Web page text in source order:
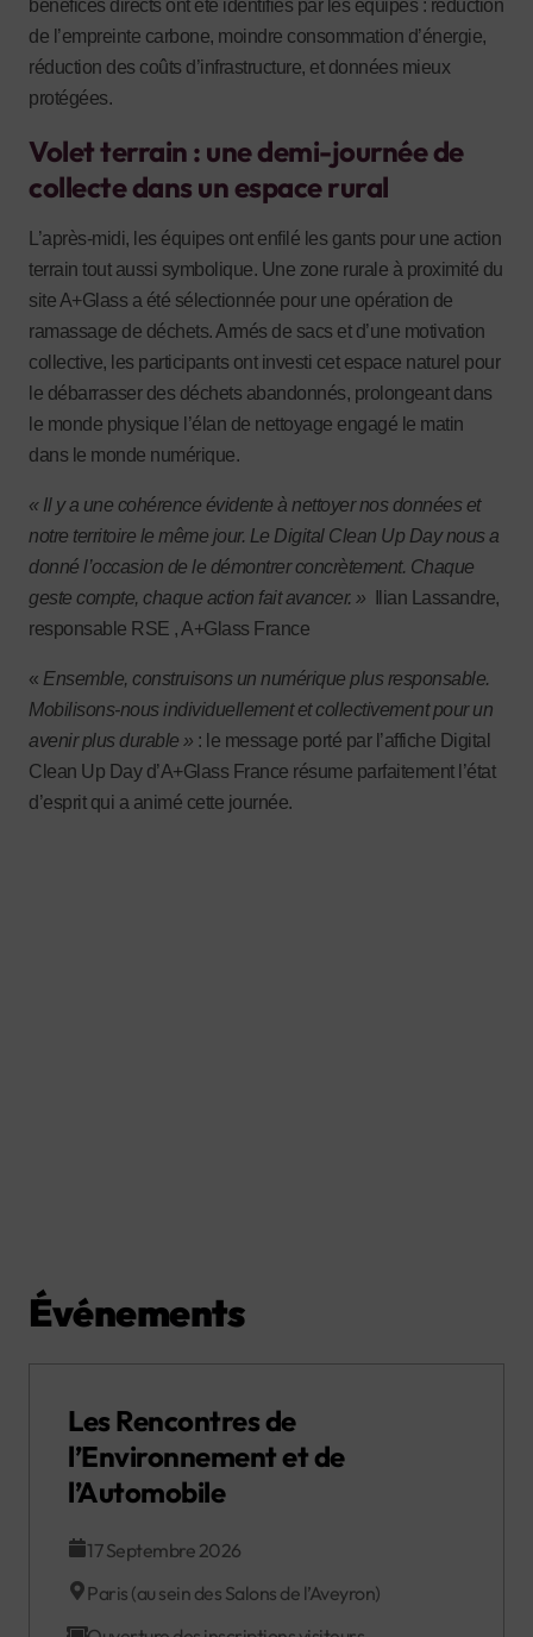
bénéfices directs ont été identifiés par les équipes : réduction
de l’empreinte carbone, moindre consommation d’énergie,
réduction des coûts d’infrastructure, et données mieux
protégées.
Volet terrain : une demi-journée de
collecte dans un espace rural
L’après-midi, les équipes ont enfilé les gants pour une action
terrain tout aussi symbolique. Une zone rurale à proximité du
site A+Glass a été sélectionnée pour une opération de
ramassage de déchets. Armés de sacs et d’une motivation
collective, les participants ont investi cet espace naturel pour
le débarrasser des déchets abandonnés, prolongeant dans
le monde physique l’élan de nettoyage engagé le matin
dans le monde numérique.
« Il y a une cohérence évidente à nettoyer nos données et
notre territoire le même jour. Le Digital Clean Up Day nous a
donné l’occasion de le démontrer concrètement. Chaque
geste compte, chaque action fait avancer. » Ilian Lassandre,
responsable RSE , A+Glass France
« Ensemble, construisons un numérique plus responsable.
Mobilisons-nous individuellement et collectivement pour un
avenir plus durable » : le message porté par l’affiche Digital
Clean Up Day d’A+Glass France résume parfaitement l’état
d’esprit qui a animé cette journée.
Événements
Les Rencontres de
l’Environnement et de
l’Automobile
17 Septembre 2026
Paris (au sein des Salons de l’Aveyron)